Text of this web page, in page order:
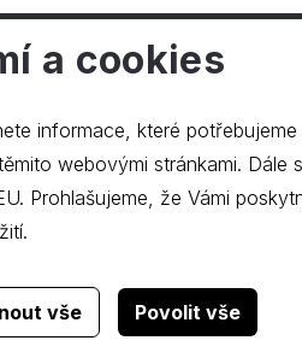
webudgstudio.
a cookies
informace, které potřebujeme
stránkami. Dále souhlasíte s
Prohlašujeme, že Vámi
vše Povolit vše